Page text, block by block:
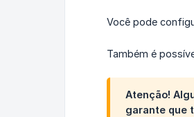
Você pode
Também é
Atenção!
garante que